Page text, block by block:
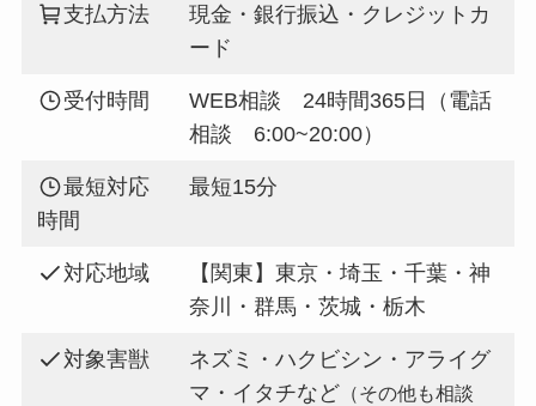
支払方法
現金・銀行振込・クレジットカ
ード
受付時間
WEB相談 24時間365日（電話
相談 6:00~20:00）
最短対応
時間
最短15分
対応地域
【関東】東京・埼玉・千葉・神
奈川・群馬・茨城・栃木
対象害獣
ネズミ・ハクビシン・アライグ
マ・イタチなど （その他も相談